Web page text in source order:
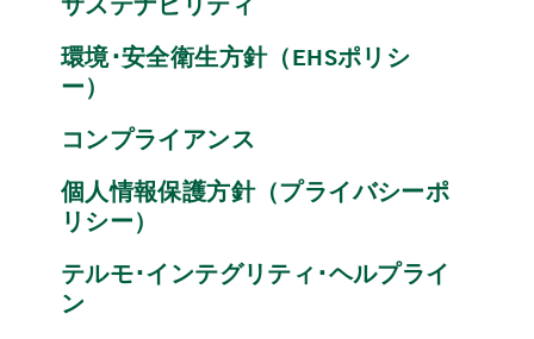
環境･安全衛生方針（EHSポリシ
ー）
コンプライアンス
個人情報保護方針（プライバシーポ
リシー）
テルモ･インテグリティ･ヘルプライ
ン